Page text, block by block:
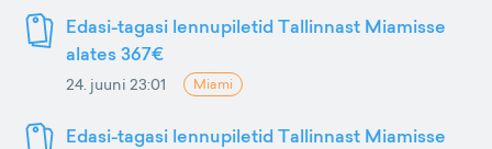
Edasi-tagasi lennupiletid Tallinnast Miamisse
alates 367€
24. juuni 23:01 Miami
Edasi-tagasi lennupiletid Tallinnast Miamisse